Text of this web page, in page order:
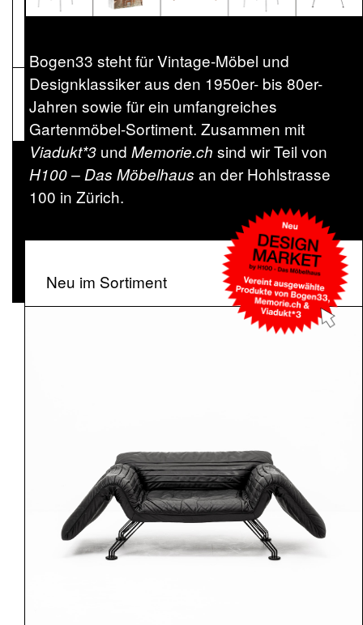
Bogen33 steht für Vintage-Möbel und
Designklassiker aus den 1950er- bis 80er-
Jahren sowie für ein umfangreiches
Gartenmöbel-Sortiment. Zusammen mit
Viadukt*3 und Memorie.ch sind wir Teil von
H100 – Das Möbelhaus an der Hohlstrasse
100 in Zürich.
Neu im Sortiment
NEWSLETTER
Pressematerial